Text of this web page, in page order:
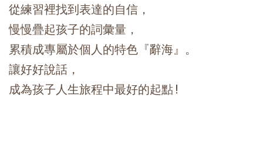
從練習裡找到表達的自信，
慢慢疊起孩子的詞彙量，
累積成專屬於個人的特色『辭海』。
讓好好說話，
成為孩子人生旅程中最好的起點!